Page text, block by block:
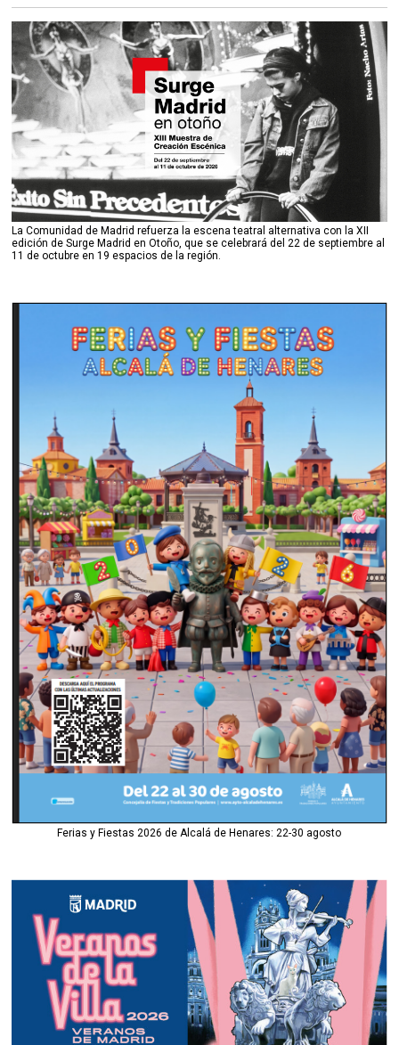
La Comunidad de Madrid refuerza la escena teatral alternativa con la XII
edición de Surge Madrid en Otoño, que se celebrará del 22 de septiembre al
11 de octubre en 19 espacios de la región.
Ferias y Fiestas 2026 de Alcalá de Henares: 22-30 agosto